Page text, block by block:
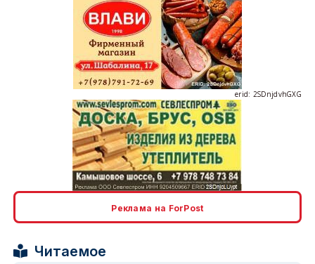
erid: 2SDnjdvhGXG
erid: 2SDnjcLUypt
Реклама на ForPost
Читаемое